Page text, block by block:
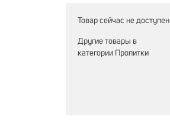
Товар сейчас не доступен
Другие товары в
категории Пропитки